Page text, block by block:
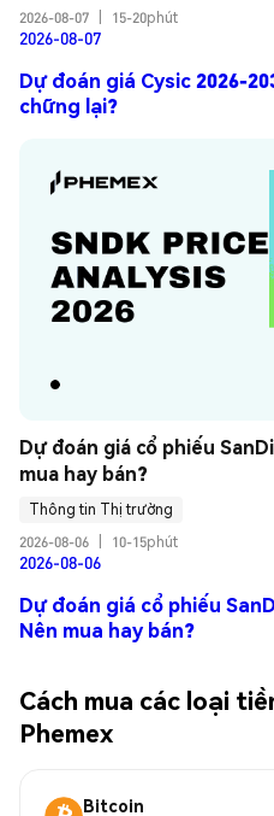
2026-08-07
15-20phút
2026-08-07
Dự đoán giá Cysic 2026-
chững lại?
Dự đoán giá cổ phiếu
mua hay bán?
Thông tin Thị trường
2026-08-06
10-15phút
2026-08-06
Dự đoán giá cổ phiếu
Nên mua hay bán?
Cách mua các loại
Phemex
Bitcoin